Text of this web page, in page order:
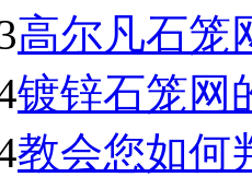
高尔凡石笼
镀锌石笼网
教会您如何